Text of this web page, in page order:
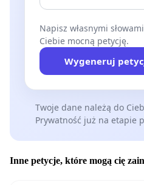
Napisz własnymi
Ciebie mocną petycję.
Wygeneruj
Twoje dane należą do
Prywatność już na etapie
Inne petycje, które mogą cię